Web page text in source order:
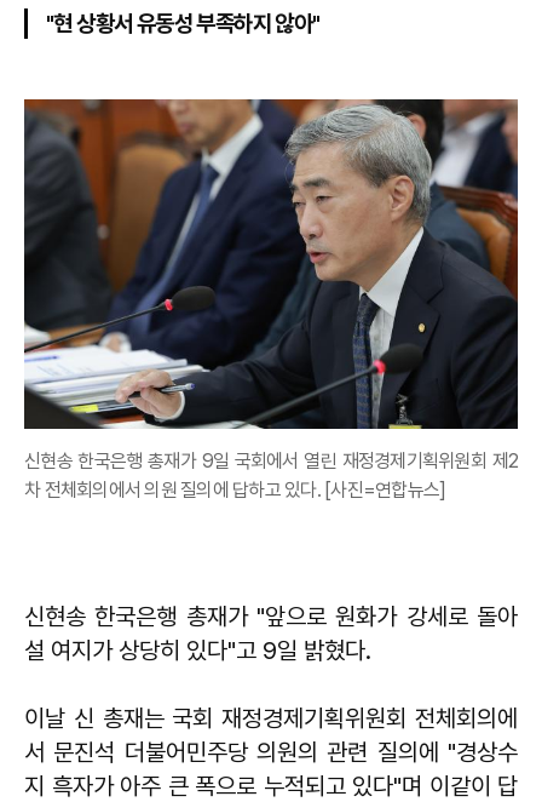
"현 상황서 유동성 부족하지 않아"
신현송 한국은행 총재가 9일 국회에서 열린 재정경제기획위원회 제2
차 전체회의에서 의원 질의에 답하고 있다. [사진=연합뉴스]
신현송 한국은행 총재가 "앞으로 원화가 강세로 돌아
설 여지가 상당히 있다"고 9일 밝혔다.
이날 신 총재는 국회 재정경제기획위원회 전체회의에
서 문진석 더불어민주당 의원의 관련 질의에 "경상수
지 흑자가 아주 큰 폭으로 누적되고 있다"며 이같이 답